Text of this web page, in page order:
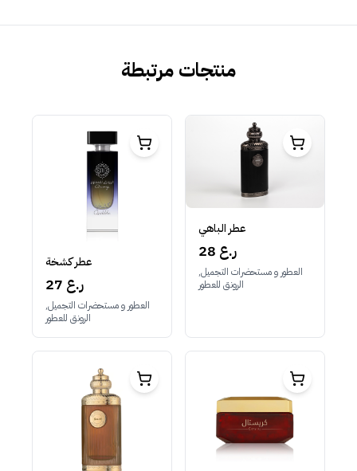
منتجات مرتبطة
عطر كشخة
27 ر.ع
العطور و مستحضرات التجميل,
الرونق للعطور
عطر الباهي
28 ر.ع
العطور و مستحضرات التجميل,
الرونق للعطور